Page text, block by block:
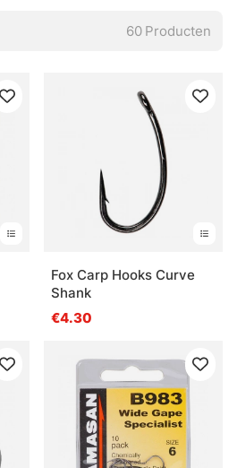
60 Producten
Fox Carp Hooks Curve
Shank
€4.30